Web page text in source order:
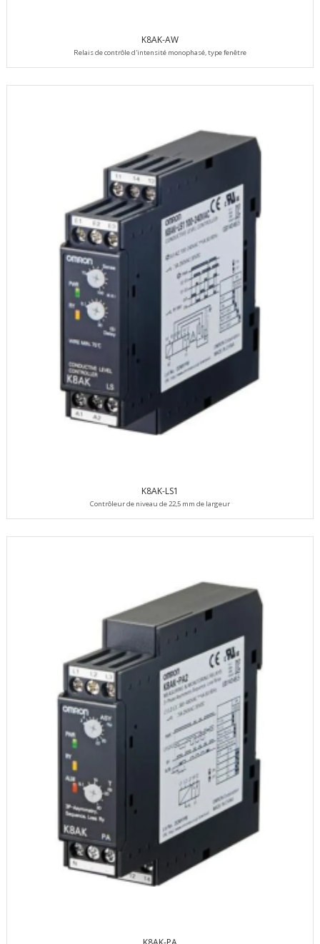
K8AK-AW
Relais de contrôle d'intensité monophasé, type fenêtre
K8AK-LS1
Contrôleur de niveau de 22,5 mm de largeur